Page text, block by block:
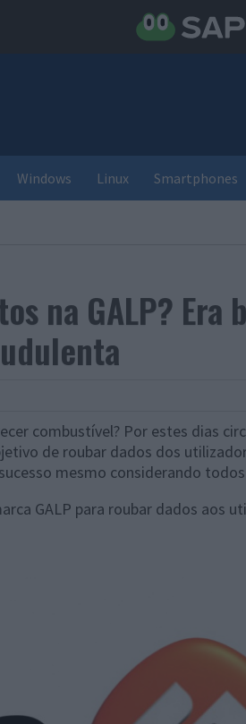
Windows Linux Smartphones
na GALP? Era
combustível? Por estes dias
de roubar dados dos
mesmo considerando
GALP para roubar dados aos